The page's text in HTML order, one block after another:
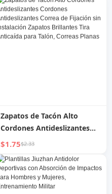
niños, botines engrosados,
antideslizantes, resistentes a
la abrasión, reutilizables
Zapatos de Tacón Alto
Cordones Antideslizantes
Cordones Antideslizantes
Correa de Fijación sin
Instalación Zapatos
Brillantes Tira Anticaída para
Talón, Correas Planas
$1.75$2.33